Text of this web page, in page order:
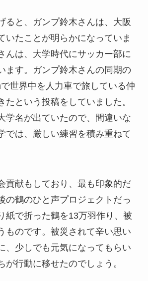
ると、ガンプ鈴木さんは、大阪
いたことが明らかになっていま
んは、大学時代にサッカー部に
ます。ガンプ鈴木さんの同期の
世界中を人力車で旅している仲
たという投稿をしていました。
学名が出ていたので、間違いな
では、厳しい練習を積み重ねて
貢献もしており、最も印象的だ
の鶴のひと声プロジェクトだっ
紙で折った鶴を13万羽作り、被
ものです。被災されて辛い思い
、少しでも元気になってもらい
が行動に移せたのでしょう。